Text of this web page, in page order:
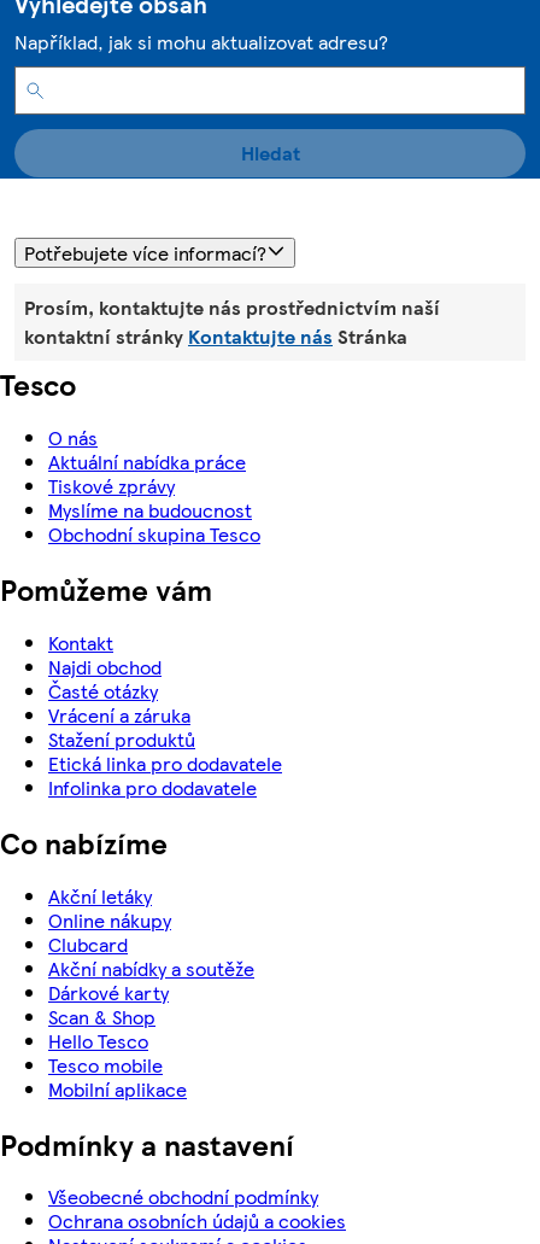
Například, jak si mohu aktualizovat adresu?
Hledat
Potřebujete více informací?
Prosím, kontaktujte nás prostřednictvím naší
kontaktní stránky Kontaktujte nás Stránka
Tesco
O nás
Aktuální nabídka práce
Tiskové zprávy
Myslíme na budoucnost
Obchodní skupina Tesco
Pomůžeme vám
Kontakt
Najdi obchod
Časté otázky
Vrácení a záruka
Stažení produktů
Etická linka pro dodavatele
Infolinka pro dodavatele
Co nabízíme
Akční letáky
Online nákupy
Clubcard
Akční nabídky a soutěže
Dárkové karty
Scan & Shop
Hello Tesco
Tesco mobile
Mobilní aplikace
Podmínky a nastavení
Všeobecné obchodní podmínky
Ochrana osobních údajů a cookies